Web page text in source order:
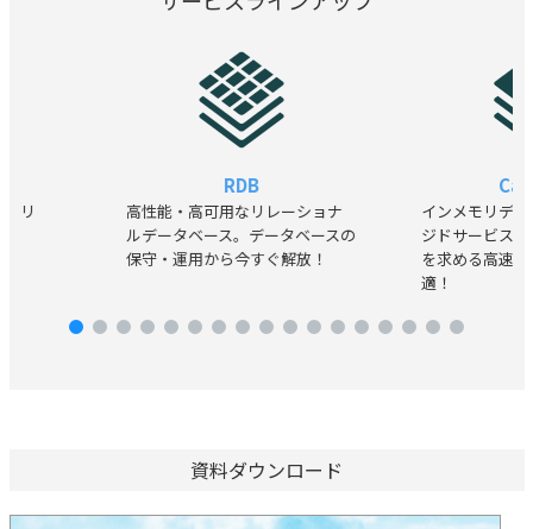
リ
RDB
高性能・高可用なリレーショナ
ルデータベース。データベースの
保守・運用から今すぐ解放！
インメモリデ
ジドサービス
を求める高速
適！
資料ダウンロード